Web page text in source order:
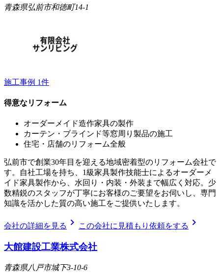
青森県弘前市和徳町14-1
施工事例 1件
得意なリフォーム
オーダーメイド造作家具の製作
カーテン・ブラインド等窓周り製品の施工
住宅・店舗のリフォーム全般
弘前市で創業30年目を迎える地域密着型のリフォーム会社で
す。自社工場を持ち、1級家具製作技能士によるオーダーメ
イド家具製作から、水回り・内装・外装まで幅広く対応。少
数精鋭のスタッフが丁寧にお客様のご要望をお伺いし、専門
知識を活かした質の高い施工をご提供いたします。
会社の詳細を見る chevron_right この会社に見積もり依頼をする chevron_right
大館建設工業株式会社
青森県八戸市城下3-10-6